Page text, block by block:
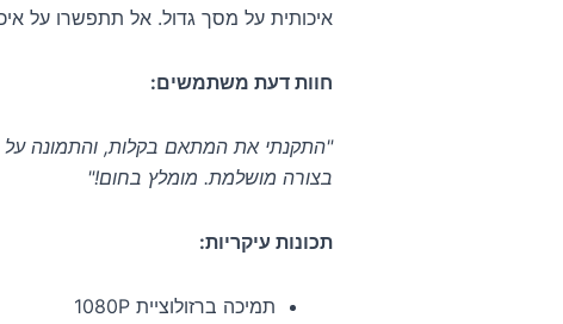
איכותית על מסך גדול. אל תתפשרו על
חוות דעת משתמשים:
"התקנתי את המתאם בקלות, והתמונה
בצורה מושלמת. מומלץ בחום!"
תכונות עיקריות:
תמיכה ברזולוציית 1080P